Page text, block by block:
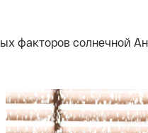
факторов солнечной